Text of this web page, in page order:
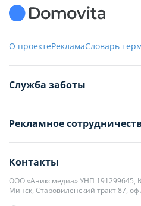
О проектеРекламаСловарь
Служба заботы
+375 29 376-13-70
+375 33 376-13-70
editor@domovita.by
Мы принимаем звонки и отвечаем
18:00.
Рекламное
+375 29 563-15-61 Кристина
kb@domovita.by
+375 29 179-11-28 Владислав
vg@domovita.by
Контакты
ООО «Аниксмедиа» УНП 191299645,
Минск, Старовиленский тракт 87,